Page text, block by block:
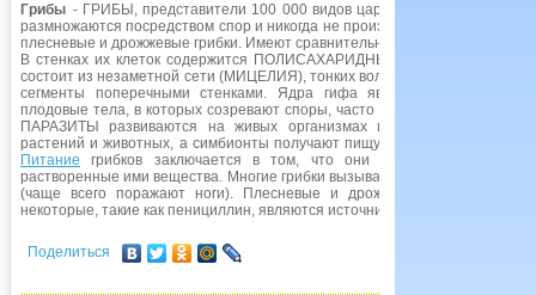
Грибы - ГРИБЫ, представители 100 000 видов царства Fungi -
размножаются посредством спор и никогда не производят клетки с
плесневые и дрожжевые грибки. Имеют сравнительно простую структуру,
В стенках их клеток содержится ПОЛИСАХАРИДНЫЙ ХИТИН. Основная
состоит из незаметной сети (МИЦЕЛИЯ), тонких волокон (ГИФ), которые
сегменты поперечными стенками. Ядра гифа являются
плодовые тела, в которых созревают споры, часто невидимые, - это и
ПАРАЗИТЫ развиваются на живых организмах или растениях;
растений и животных, а симбионты получают пищу из взаимовыгодной
Питание грибков заключается в том, что они выделяют
растворенные ими вещества. Многие грибки вызывают болезни зерновых
(чаще всего поражают ноги). Плесневые и дрожжевые грибки
некоторые, такие как пенициллин, являются источником получения
Поделиться